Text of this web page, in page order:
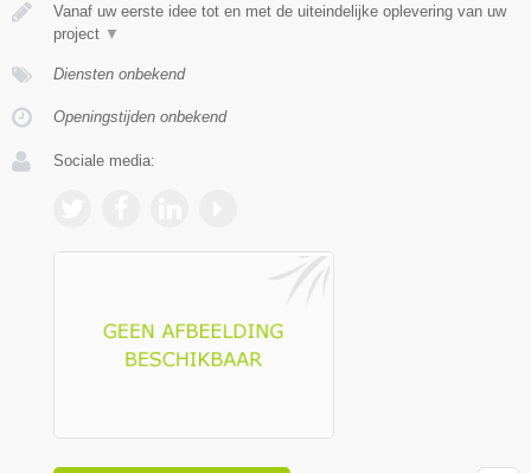
Vanaf uw eerste idee tot en met de uiteindelijke oplevering van uw
project ▼
Diensten onbekend
Openingstijden onbekend
Sociale media: